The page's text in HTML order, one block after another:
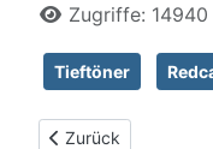
Zugriffe: 14940
Tieftöner
Vorheriger Beitrag:
Zurück